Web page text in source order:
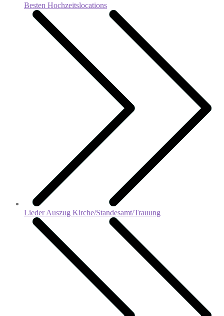
Besten Hochzeitslocations
Lieder Auszug Kirche/Standesamt/Trauung